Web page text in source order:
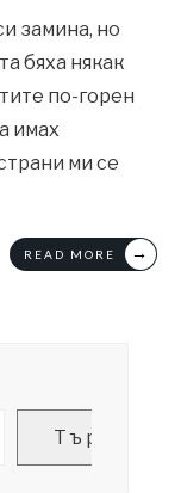
замина, но
бяха някак
по-горен
имах
ми се
READ MORE →
Търсене